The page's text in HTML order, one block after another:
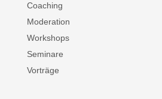
Coaching
Moderation
Workshops
Seminare
Vorträge